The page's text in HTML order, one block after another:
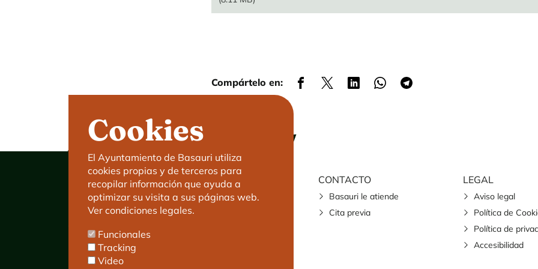
Compártelo en:
Cookies
El Ayuntamiento de Basauri utiliza
cookies propias y de terceros para
recopilar información que ayuda a
optimizar su visita a sus páginas web.
Ver condiciones legales.
Funcionales
Tracking
Video
C/ Kareaga Goikoa 52.
C.P:48970 Basauri.
Tlfn.: 94 466 63 00
CONTACTO
Basauri le atiende
Cita previa
LEGAL
Aviso legal
Política de
Política de
Accesibilidad